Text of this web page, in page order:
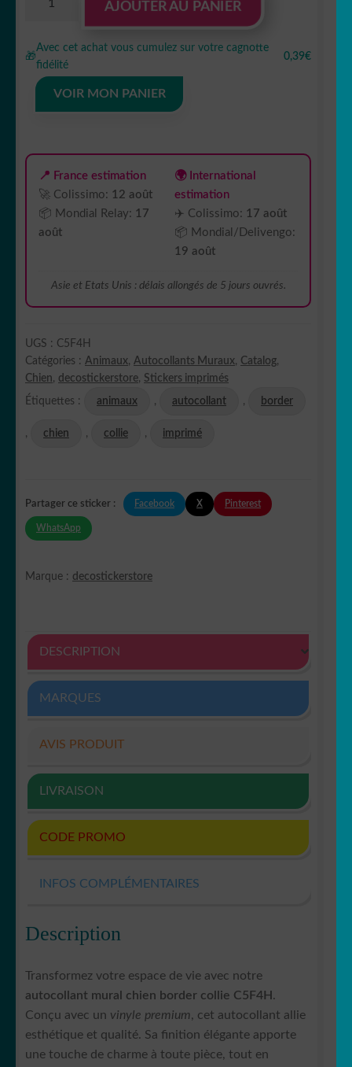
chien
border
animaux
AJOUTER AU PANIER
🎁
Avec cet achat vous cumulez sur votre cagnotte
fidélité
0,39€
VOIR MON PANIER
📍 France estimation
🚀 Colissimo: 12 août
📦 Mondial Relay: 17
août
🌍 International
estimation
✈️ Colissimo: 17 août
📦 Mondial/Delivengo:
19 août
Asie et Etats Unis : délais allongés de 5 jours ouvrés.
UGS : C5F4H
Catégories : Animaux, Autocollants Muraux, Catalog,
Chien, decostickerstore, Stickers imprimés
Étiquettes : animaux , autocollant , border
, chien , collie , imprimé
Partager ce sticker : Facebook X Pinterest
WhatsApp
Marque : decostickerstore
DESCRIPTION
MARQUES
AVIS PRODUIT
LIVRAISON
CODE PROMO
INFOS COMPLÉMENTAIRES
Description
Transformez votre espace de vie avec notre
autocollant mural chien border collie C5F4H .
Conçu avec un vinyle premium, cet autocollant allie
esthétique et qualité. Sa finition élégante apporte
une touche de charme à toute pièce, tout en